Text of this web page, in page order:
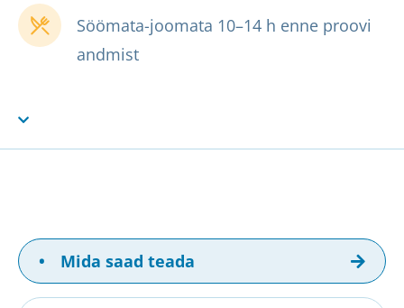
Söömata-joomata 10–14 h enne proovi
andmist
• Mida saad teada